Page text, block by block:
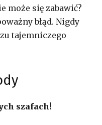
może się zabawić?
błąd. Nigdy
tajemniczego
szafach!